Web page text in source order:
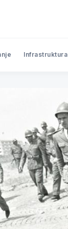
Infrastruktura